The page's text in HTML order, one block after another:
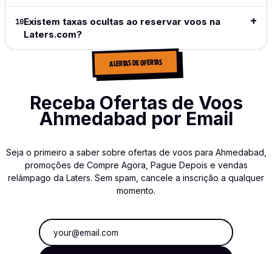
10Existem taxas ocultas ao reservar voos na
Laters.com?
ALERTAS DE OFERTAS
Receba Ofertas de Voos
Ahmedabad por Email
Seja o primeiro a saber sobre ofertas de voos para Ahmedabad,
promoções de Compre Agora, Pague Depois e vendas
relâmpago da Laters. Sem spam, cancele a inscrição a qualquer
momento.
Endereço de e-mail